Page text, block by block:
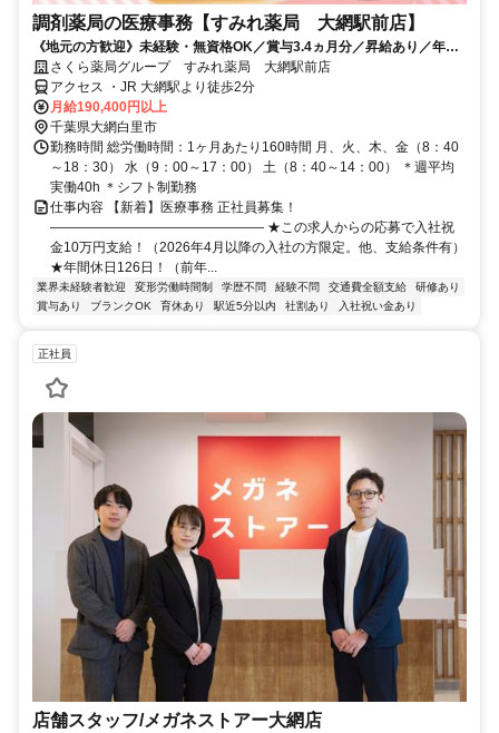
調剤薬局の医療事務【すみれ薬局 大網駅前店】
《地元の方歓迎》未経験・無資格OK／賞与3.4ヵ月分／昇給あり／年休
126日（前年度実績）／平均有休取得数11.5日（2025度実績）
さくら薬局グループ すみれ薬局 大網駅前店
アクセス ・JR 大網駅より徒歩2分
月給190,400円以上
千葉県大網白里市
勤務時間 総労働時間：1ヶ月あたり160時間 月、火、木、金（8：40
～18：30） 水（9：00～17：00） 土（8：40～14：00） ＊週平均
実働40h ＊シフト制勤務
仕事内容 【新着】医療事務 正社員募集！
―――――――――――――――― ★この求人からの応募で入社祝
金10万円支給！（2026年4月以降の入社の方限定。他、支給条件有）
★年間休日126日！（前年...
業界未経験者歓迎 変形労働時間制 学歴不問 経験不問 交通費全額支給
研修あり
賞与あり
ブランクOK 育休あり 駅近5分以内 社割あり 入社祝い金あり
正社員
店舗スタッフ/メガネストアー大網店